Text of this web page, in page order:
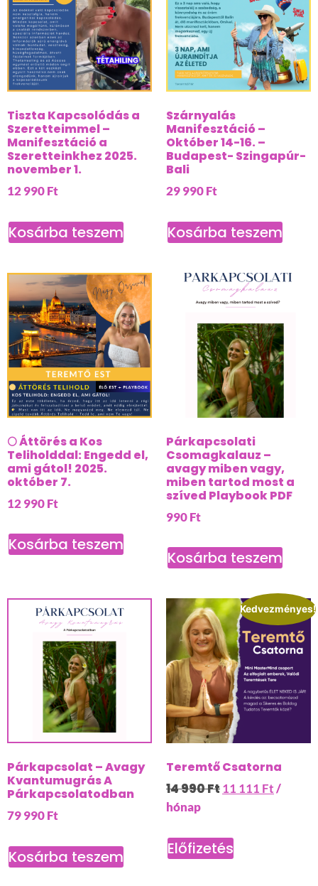
Tiszta Kapcsolódás a
Szeretteimmel –
Manifesztáció a
Szeretteinkhez 2025.
november 1.
12 990Ft
Kosárba teszem
Szárnyalás
Manifesztáció –
Október 14-16. –
Budapest- Szingapúr-
Bali
29 990Ft
Kosárba teszem
🌕 Áttörés a Kos
Teliholddal: Engedd el,
ami gátol! 2025.
október 7.
12 990Ft
Kosárba teszem
Párkapcsolati
Csomagkalauz –
avagy miben vagy,
miben tartod most a
szíved Playbook PDF
990Ft
Kosárba teszem
Párkapcsolat – Avagy
Kvantumugrás A
Párkapcsolatodban
79 990Ft
Kosárba teszem
Kedvezményes!
Teremtő Csatorna
14 990Ft11 111 Ft/
hónap
Előfizetés